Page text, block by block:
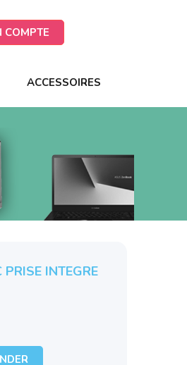
COMPTE
ACCESSOIRES
INTEGRE